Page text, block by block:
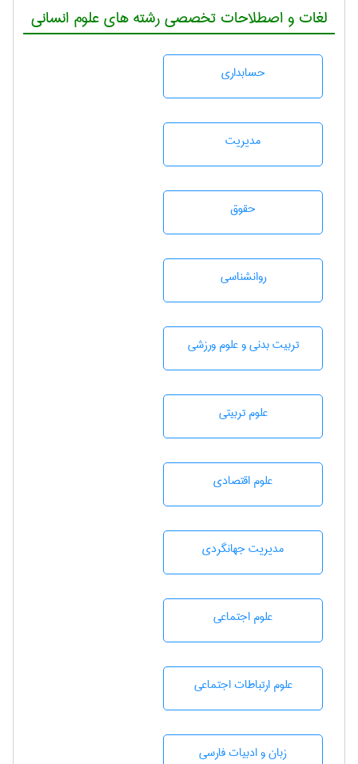
لغات و اصطلاحات تخصصی رشته های علوم انسانی
حسابداری
مديريت
حقوق
روانشناسی
تربيت بدنی و علوم ورزشی
علوم تربيتی
علوم اقتصادی
مديريت جهانگردی
علوم اجتماعی
علوم ارتباطات اجتماعی
زبان و ادبيات فارسی